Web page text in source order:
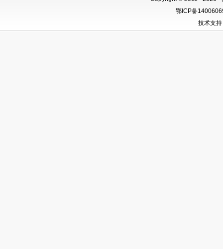
鄂ICP备
技术支